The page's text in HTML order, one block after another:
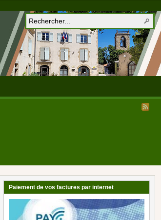
Paiement de vos factures par internet